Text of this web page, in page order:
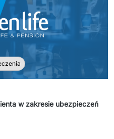
w zakresie ubezpieczeń